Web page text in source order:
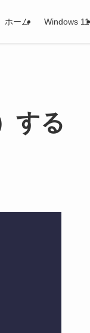
ホーム Windows 11
する